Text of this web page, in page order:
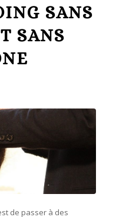
SANS
SANS
de passer à des